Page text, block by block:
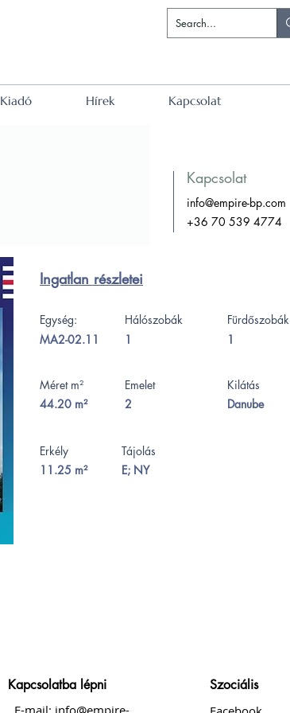
Kiadó Hírek Kapcsolat
Kapcsolat
info@empire-bp.com
+36 70 539 4774
Ingatlan részletei
Egység:
MA2-02.11
Hálószobák
1
Fürdőszobák
1
Méret m²
44.20 m²
Emelet
2
Kilátás
Danube
Erkély
11.25 m²
Tájolás
E; NY
Kapcsolatba lépni
E-mail: info@empire-
Szociális